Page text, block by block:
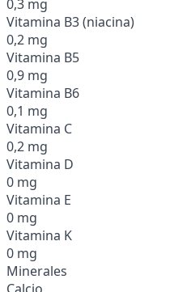
0,3 mg
Vitamina B3 (niacina)
0,2 mg
Vitamina B5
0,9 mg
Vitamina B6
0,1 mg
Vitamina C
0,2 mg
Vitamina D
0 mg
Vitamina E
0 mg
Vitamina K
0 mg
Minerales